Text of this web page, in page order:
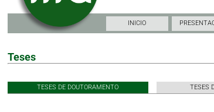
INICIO
Teses
TESES DE DOUTORAMENTO TESES